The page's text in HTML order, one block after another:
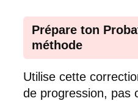
Prépare ton
méthode
Utilise cette
de progression, pas